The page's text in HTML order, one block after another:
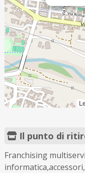
Il punto di
Franchising